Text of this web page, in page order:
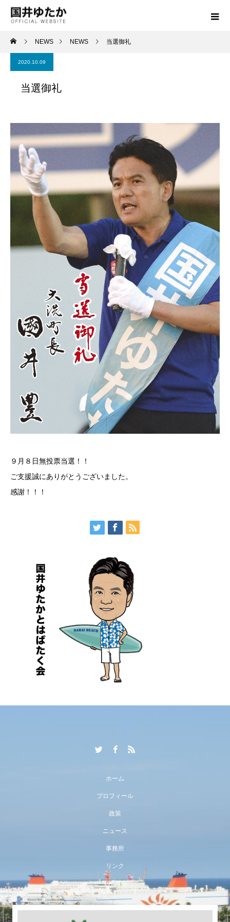
NEWS NEWS 当選御礼
2020.10.09
当選御礼
９月８日無投票当選！！
ご支援誠にありがとうございました。
感謝！！！
ホーム
プロフィール
政策
ニュース
事務所
リンク
PHOTO